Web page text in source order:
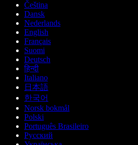
Čeština
Dansk
Nederlands
English
Français
Suomi
Deutsch
हिन्दी
Italiano
日本語
한국어
Norsk bokmål
Polski
Português Brasileiro
Русский